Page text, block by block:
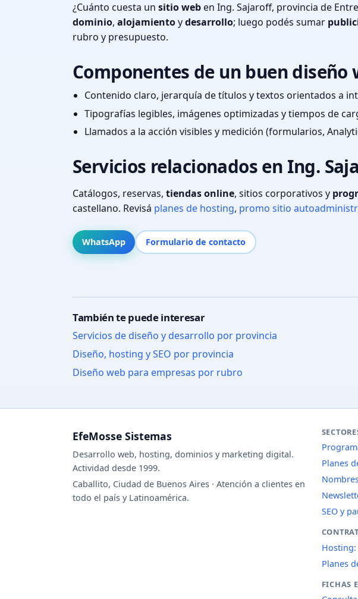
¿Cuánto cuesta un sitio weben Ing. Sajaroff, provincia de
dominio, alojamientoydesarrollo; luego podés sumar
rubro y presupuesto.
Componentes de un buen diseño
Contenido claro, jerarquía de títulos y textos orientados a
Tipografías legibles, imágenes optimizadas y tiempos de
Llamados a la acción visibles y medición (formularios,
Servicios relacionados en Ing.
Catálogos, reservas, tiendas online, sitios corporativos y
castellano. Revisá planes de hosting, promo sitio
WhatsApp Formulario de contacto
También te puede interesar
Servicios de diseño y desarrollo por provincia
Diseño, hosting y SEO por provincia
Diseño web para empresas por rubro
EfeMosse Sistemas
Desarrollo web, hosting, dominios y marketing digital.
Actividad desde 1999.
Caballito, Ciudad de Buenos Aires · Atención a clientes en
todo el país y Latinoamérica.
Planes
SEO y
Planes
FICHAS